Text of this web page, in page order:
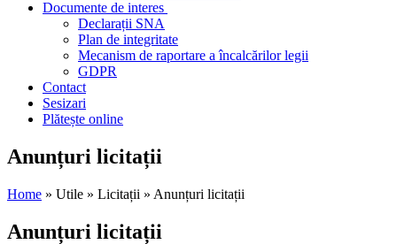
Documente de interes
Declarații SNA
Plan de integritate
Mecanism de raportare a încalcărilor legii
GDPR
Contact
Sesizari
Plătește online
Anunțuri licitații
Home » Utile » Licitații » Anunțuri licitații
Anunțuri licitații